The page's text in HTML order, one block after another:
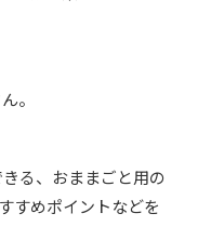
。
る、おままごと用の
すめポイントなどを